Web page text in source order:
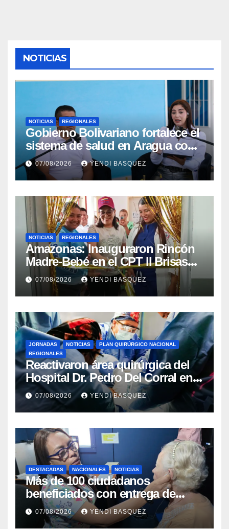
NOTICIAS
NOTICIAS REGIONALES
Gobierno Bolivariano fortalece el
sistema de salud en Aragua con
la reinauguración del CDI La
Mora
07/08/2026 YENDI BASQUEZ
NOTICIAS REGIONALES
​Amazonas: Inauguraron Rincón
Madre-Bebé en el CPT II Brisas
del Aeropuerto ​Inauguraron
Rincón
07/08/2026 YENDI BASQUEZ
JORNADAS NOTICIAS
PLAN QUIRÚRGICO NACIONAL
REGIONALES
Reactivaron área quirúrgica del
Hospital Dr. Pedro Del Corral en
Guárico
07/08/2026 YENDI BASQUEZ
DESTACADAS NACIONALES NOTICIAS
Más de 100 ciudadanos
beneficiados con entrega de
prótesis auditivas en el Centro de
Rehabilitación J.J. Arvelo
07/08/2026 YENDI BASQUEZ